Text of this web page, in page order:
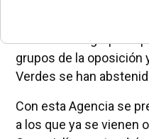
grupos de la oposición
Verdes se han
Con esta Agencia se
a los que ya se vienen